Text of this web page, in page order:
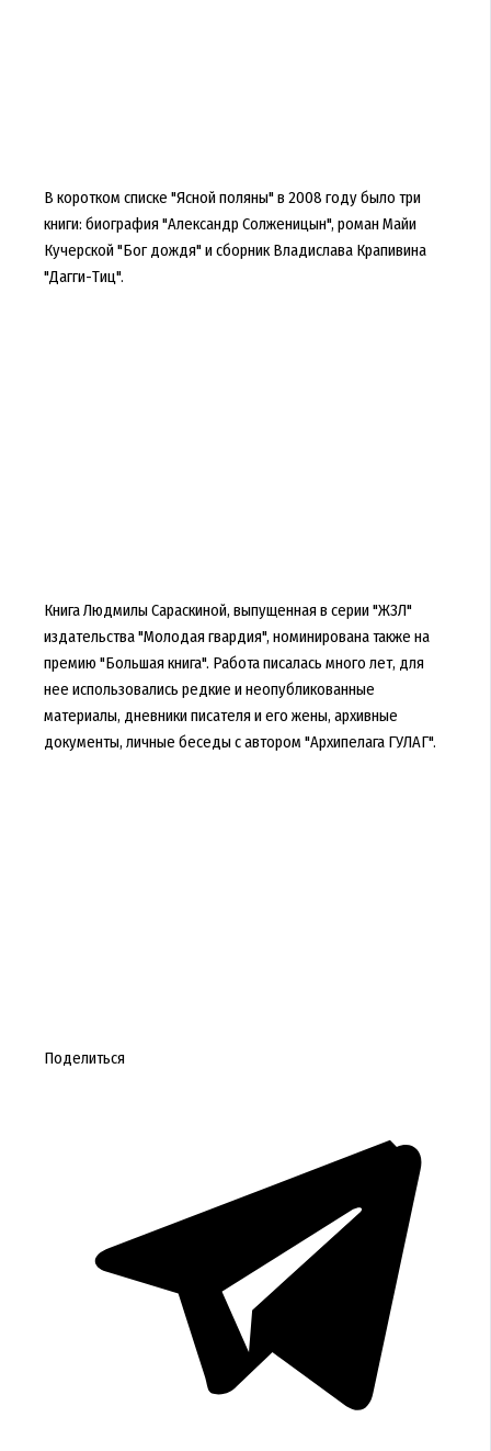
В коротком списке "Ясной поляны" в 2008 году было три
книги: биография "Александр Солженицын", роман Майи
Кучерской "Бог дождя" и сборник Владислава Крапивина
"Дагги-Тиц".
Книга Людмилы Сараскиной, выпущенная в серии "ЖЗЛ"
издательства "Молодая гвардия", номинирована также на
премию "Большая книга". Работа писалась много лет, для
нее использовались редкие и неопубликованные
материалы, дневники писателя и его жены, архивные
документы, личные беседы с автором "Архипелага ГУЛАГ".
Поделиться